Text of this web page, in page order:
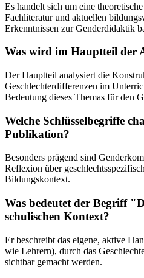
Es handelt sich um eine
Fachliteratur und aktuellen
Erkenntnissen zur Genderdidaktik
Was wird im Hauptteil der
Der Hauptteil analysiert die
Geschlechterdifferenzen im
Bedeutung dieses Themas für den
Welche Schlüsselbegriffe
Publikation?
Besonders prägend sind
Reflexion über
Bildungskontext.
Was bedeutet der Begriff
schulischen Kontext?
Er beschreibt das eigene, aktive
wie Lehrern), durch das
sichtbar gemacht werden.